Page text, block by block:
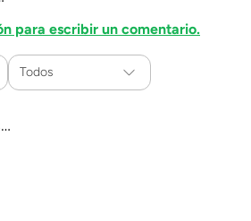
para escribir un comentario.
Todos